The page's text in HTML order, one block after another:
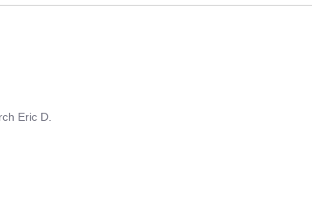
Eric D.